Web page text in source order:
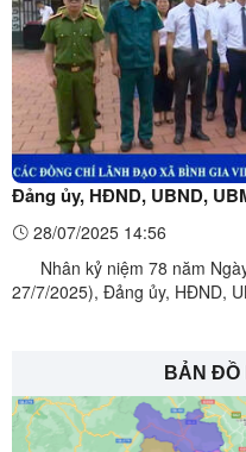
Đảng ủy, HĐND, UBND,
hương tưởng niệm các anh
06 gia đình chính sách,
địa bàn xã
28/07/2025 14:56
Nhân kỷ niệm 78 năm
27/7/2025), Đảng ủy, HĐND,
với cách mạng trên địa bàn
BẢN ĐỒ